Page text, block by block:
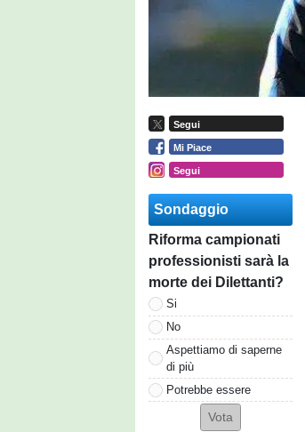
Segui
Mi Piace
Segui
Sondaggio
Riforma campionati
professionisti sarà la
morte dei Dilettanti?
Si
No
Aspettiamo di saperne
di più
Potrebbe essere